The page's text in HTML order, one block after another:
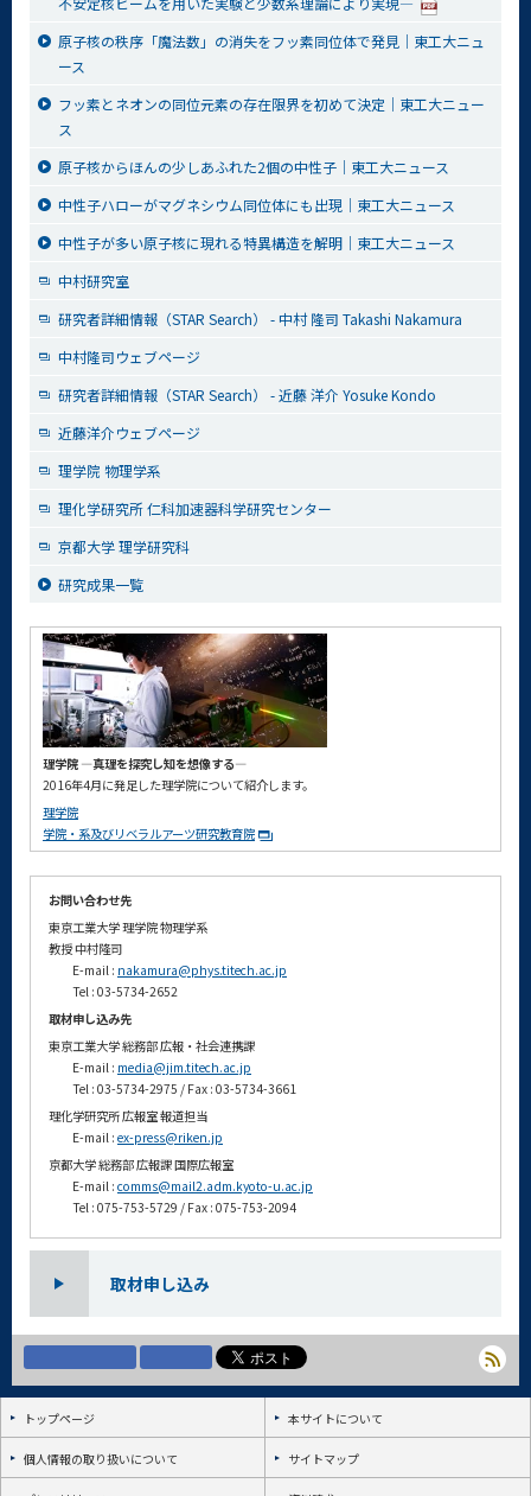
原子核の秩序「魔法数」の消失をフッ素同位体で発見｜東工大ニュ
ース
フッ素とネオンの同位元素の存在限界を初めて決定｜東工大ニュー
ス
原子核からほんの少しあふれた2個の中性子｜東工大ニュース
中性子ハローがマグネシウム同位体にも出現｜東工大ニュース
中性子が多い原子核に現れる特異構造を解明｜東工大ニュース
中村研究室
研究者詳細情報（STAR Search） - 中村 隆司 Takashi Nakamura
中村隆司ウェブページ
研究者詳細情報（STAR Search） - 近藤 洋介 Yosuke Kondo
近藤洋介ウェブページ
理学院 物理学系
理化学研究所 仁科加速器科学研究センター
京都大学 理学研究科
研究成果一覧
理学院 ―真理を探究し知を想像する―
2016年4月に発足した理学院について紹介します。
理学院
学院・系及びリベラルアーツ研究教育院
お問い合わせ先
東京工業大学 理学院 物理学系
教授 中村隆司
E-mail : nakamura@phys.titech.ac.jp
Tel : 03-5734-2652
取材申し込み先
東京工業大学 総務部 広報・社会連携課
E-mail : media@jim.titech.ac.jp
Tel : 03-5734-2975 / Fax : 03-5734-3661
理化学研究所 広報室 報道担当
E-mail : ex-press@riken.jp
京都大学 総務部 広報課 国際広報室
E-mail : comms@mail2.adm.kyoto-u.ac.jp
Tel : 075-753-5729 / Fax : 075-753-2094
取材申し込み
トップページ 本サイトについて
個人情報の取り扱いについて サイトマップ